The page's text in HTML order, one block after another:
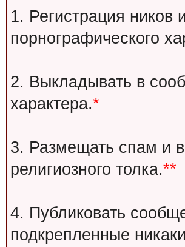
1. Регистрация ников
порнографического
2. Выкладывать в
характера.*
3. Размещать спам и
религиозного толка.**
4. Публиковать
подкрепленные